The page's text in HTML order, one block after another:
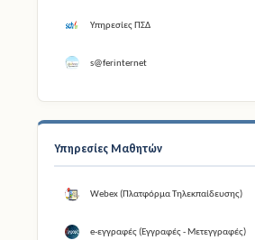
Υπηρεσίες ΠΣΔ
s@ferinternet
Υπηρεσίες Μαθητών
Webex (Πλατφόρμα Τηλεκπαίδευσης)
e-εγγραφές (Εγγραφές - Μετεγγραφές)